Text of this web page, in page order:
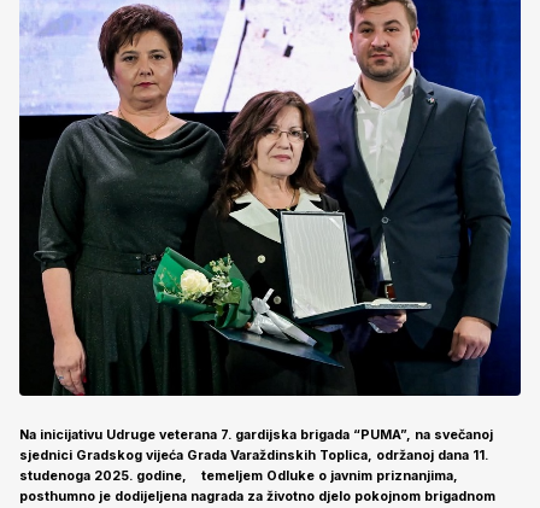
Na inicijativu Udruge veterana 7. gardijska brigada “PUMA”, na svečanoj
sjednici Gradskog vijeća Grada Varaždinskih Toplica, održanoj dana 11.
studenoga 2025. godine, temeljem Odluke o javnim priznanjima,
posthumno je dodijeljena nagrada za životno djelo pokojnom brigadnom